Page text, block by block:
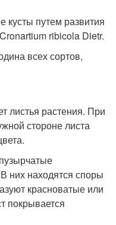
кусты путем развития
ribicola Dietr.
всех сортов,
листья растения. При
стороне листа
них находятся споры
красноватые или
покрывается